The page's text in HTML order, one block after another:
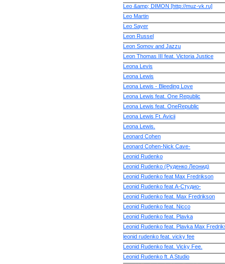
Leo &amp; DIMON [http://muz-vk.ru]
Leo Martin
Leo Sayer
Leon Russel
Leon Somov and Jazzu
Leon Thomas III feat. Victoria Justice
Leona Levis
Leona Lewis
Leona Lewis - Bleeding Love
Leona Lewis feat. One Republic
Leona Lewis feat. OneRepublic
Leona Lewis Ft. Avicii
Leona Lewis.
Leonard Cohen
Leonard Cohen-Nick Cave-
Leonid Rudenko
Leonid Rudenko (Руденко Леонид)
Leonid Rudenko feat Max Fredrikson
Leonid Rudenko feat А-Студио-
Leonid Rudenko feat. Max Fredrikson
Leonid Rudenko feat. Nicco
Leonid Rudenko feat. Plavka
Leonid Rudenko feat. Plavka Max
leonid rudenko feat. vicky fee
Leonid Rudenko feat. Vicky Fee.
Leonid Rudenko ft. A Studio